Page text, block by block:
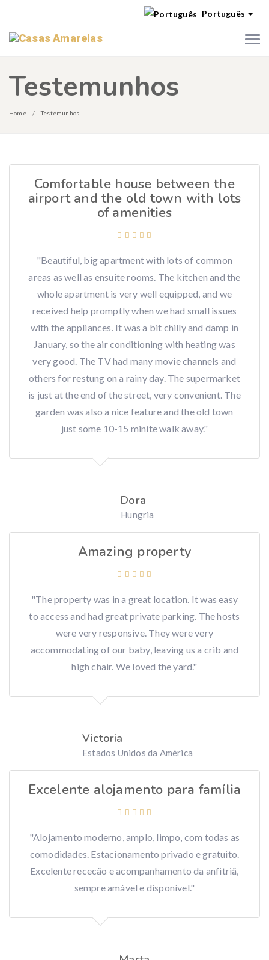
Português
Testemunhos
Home Testemunhos
Comfortable house between the
airport and the old town with lots
of amenities
"Beautiful, big apartment with lots of common
areas as well as ensuite rooms. The kitchen and the
whole apartment is very well equipped, and we
received help promptly when we had small issues
with the appliances. It was a bit chilly and damp in
January, so the air conditioning with heating was
very good. The TV had many movie channels and
others for restung on a rainy day. The supermarket
is just at the end of the street, very convenient. The
garden was also a nice feature and the old town
just some 10-15 minite walk away."
Dora
Hungria
Amazing property
"The property was in a great location. It was easy
to access and had great private parking. The hosts
were very responsive. They were very
accommodating of our baby, leaving us a crib and
high chair. We loved the yard."
Victoria
Estados Unidos da América
Excelente alojamento para família
"Alojamento moderno, amplo, limpo, com todas as
comodidades. Estacionamento privado e gratuito.
Excelente rececão e acompanhamento da anfitriã,
sempre amável e disponível."